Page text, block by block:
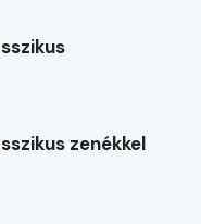
zenékkel